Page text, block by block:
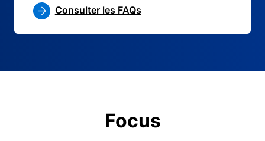
Consulter les FAQs
Focus